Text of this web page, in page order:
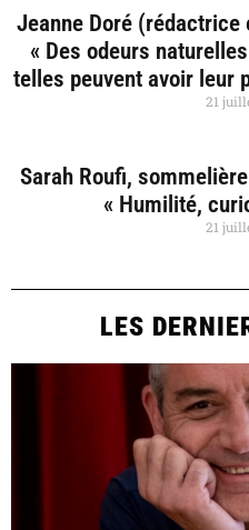
Jeanne Doré (rédactrice
« Des odeurs
telles peuvent avoir leur
21
Sarah Roufi,
« Humilité,
21
LES